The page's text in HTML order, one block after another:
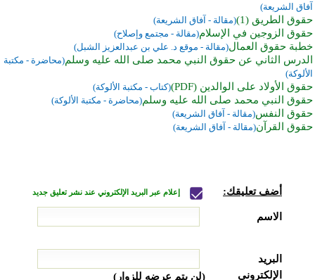
آفاق الشريعة)
حقوق الطريق (1) (مقالة - آفاق الشريعة)
حقوق الزوجين في الإسلام(مقالة - مجتمع وإصلاح)
خطبة حقوق العمال(مقالة - موقع د. علي بن عبدالعزيز الشبل)
الدرس الثاني عن حقوق النبي محمد صلى الله عليه وسلم(محاضرة - مكتبة
الألوكة)
حقوق الأولاد على الوالدين (PDF) (كتاب - مكتبة الألوكة)
حقوق النبي محمد صلى الله عليه وسلم(محاضرة - مكتبة الألوكة)
حقوق النفس(مقالة - آفاق الشريعة)
حقوق القرآن(مقالة - آفاق الشريعة)
أضف تعليقك: إعلام عبر البريد الإلكتروني عند نشر تعليق جديد
الاسم
البريد
الإلكتروني
(لن يتم عرضه للزوار)